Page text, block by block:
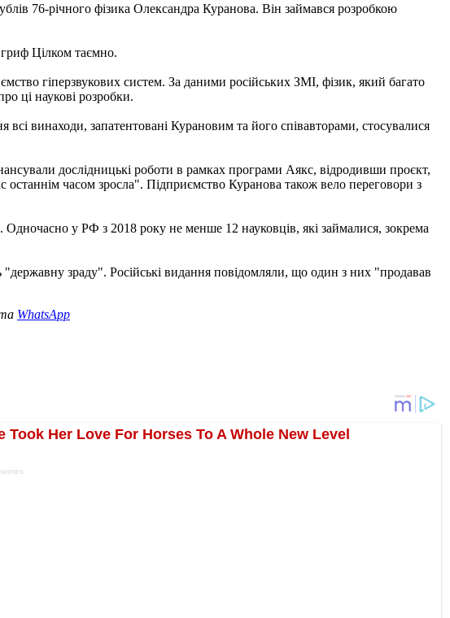
76-річного фізика Олександра Куранова. Він займався розробкою
Цілком таємно.
гіперзвукових систем. За даними російських ЗМІ, фізик, який багато
ці наукові розробки.
винаходи, запатентовані Курановим та його співавторами, стосувалися
дослідницькі роботи в рамках програми Аякс, відродивши проєкт,
часом зросла". Підприємство Куранова також вело переговори з
у РФ з 2018 року не менше 12 науковців, які займалися, зокрема
зраду". Російські видання повідомляли, що один з них "продавав
WhatsApp